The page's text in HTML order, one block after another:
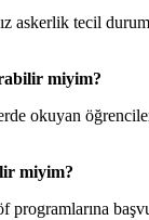
askerlik tecil
miyim?
okuyan
miyim?